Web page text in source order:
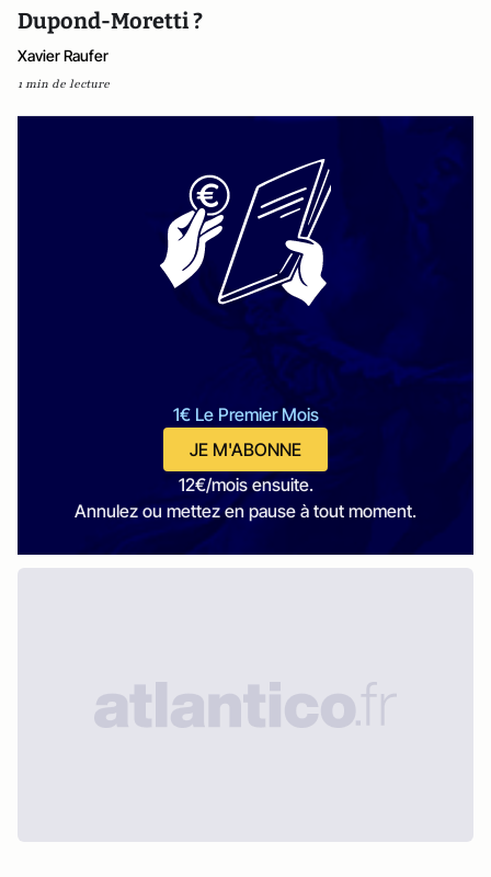
Dupond-Moretti ?
Xavier Raufer
1 min de lecture
1€ Le Premier Mois
JE M'ABONNE
12€/mois ensuite.
Annulez ou mettez en pause à tout moment.